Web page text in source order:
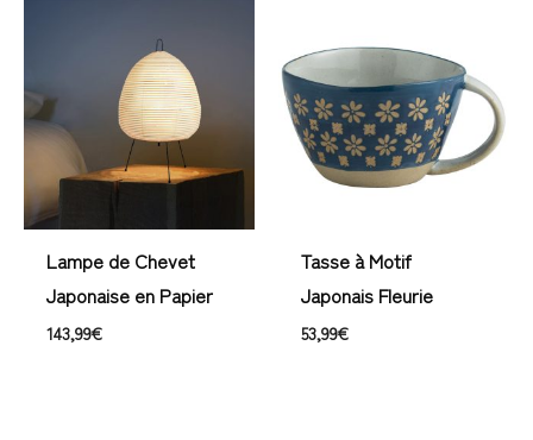
Lampe de Chevet
Japonaise en Papier
143,99€
Tasse à Motif
Japonais Fleurie
53,99€